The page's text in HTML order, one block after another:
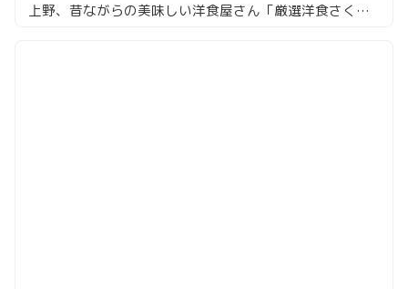
上野、昔ながらの美味しい洋食屋さん「厳選洋食さくらい」